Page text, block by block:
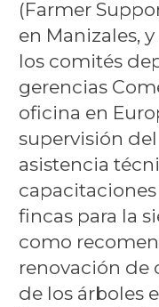
(Farmer
en Manizales,
los comités
gerencias
oficina en
supervisión
asistencia
fincas para la
como
renovación de
de los árboles